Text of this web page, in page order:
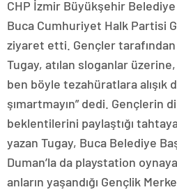
CHP İzmir Büyükşehir Belediye
Buca Cumhuriyet Halk Partisi
ziyaret etti. Gençler
Tugay, atılan sloganlar
ben böyle tezahüratlara alışık
şımartmayın” dedi. Gençlerin
beklentilerini paylaştığı
yazan Tugay, Buca Belediye
Duman’la da playstation
anların yaşandığı Gençlik